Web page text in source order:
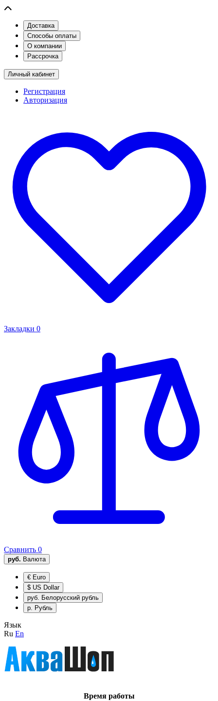
Доставка
Способы оплаты
О компании
Рассрочка
Личный кабинет
Регистрация
Авторизация
Закладки 0
Сравнить 0
руб. Валюта
€ Euro
$ US Dollar
руб. Белорусский рубль
р. Рубль
Язык
Ru En
Время работы